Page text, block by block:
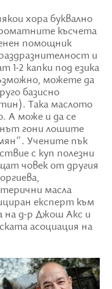
хора буквално
късчета
помощник
и
1-2 капки под езика
можете да
базисно
Така маслото
А може и да се
гони лошите
Учените пък
с куп полезни
човек от другия
масла
експерт към
д-р Джош Акс и
асоциация на